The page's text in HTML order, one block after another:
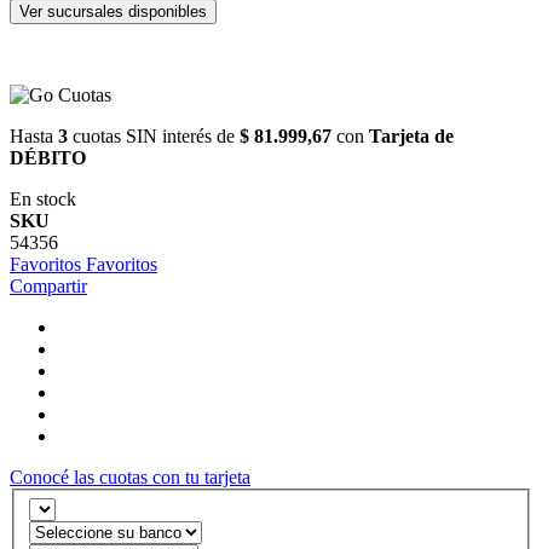
Ver sucursales disponibles
Hasta 3 cuotas SIN interés de $ 81.999,67 con Tarjeta de
DÉBITO
En stock
SKU
54356
Favoritos Favoritos
Compartir
Conocé las cuotas con tu tarjeta